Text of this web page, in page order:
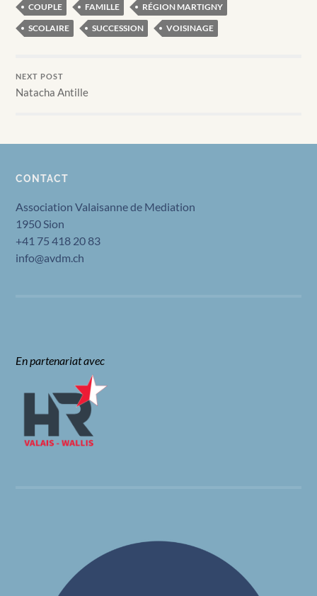
COUPLE FAMILLE
RÉGION MARTIGNY
SCOLAIRE
SUCCESSION VOISINAGE
NEXT POST
Natacha Antille
CONTACT
Association Valaisanne de Mediation
1950 Sion
+41 75 418 20 83
info@avdm.ch
En partenariat avec